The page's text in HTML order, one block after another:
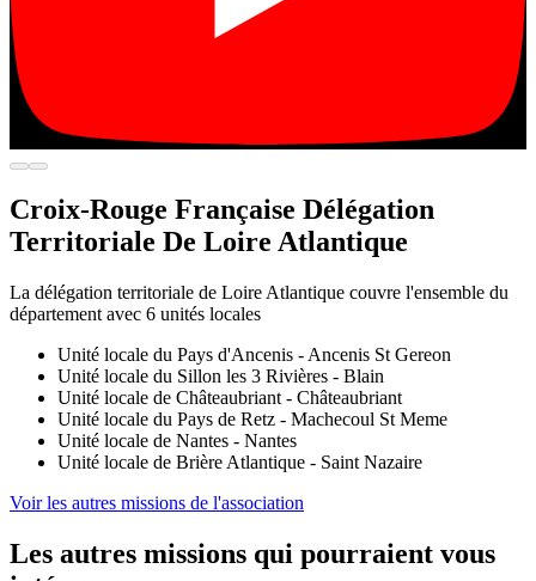
Croix-Rouge Française Délégation
Territoriale De Loire Atlantique
La délégation territoriale de Loire Atlantique couvre l'ensemble du
département avec 6 unités locales
Unité locale du Pays d'Ancenis - Ancenis St Gereon
Unité locale du Sillon les 3 Rivières - Blain
Unité locale de Châteaubriant - Châteaubriant
Unité locale du Pays de Retz - Machecoul St Meme
Unité locale de Nantes - Nantes
Unité locale de Brière Atlantique - Saint Nazaire
Voir les autres missions de l'association
Les autres missions qui pourraient vous